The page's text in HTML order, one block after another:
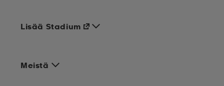
Meistä
Lisää Stadium